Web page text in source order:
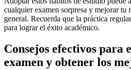
cualquier examen sorpresa y mejorar tu
general. Recuerda que la práctica
para lograr el éxito académico.
Consejos efectivos para
examen y obtener los